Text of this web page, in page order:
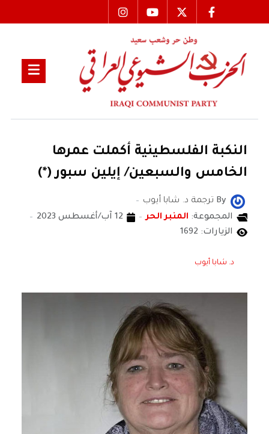
النكبة الفلسطينية أكملت عمرها
الخامس والسبعين/ إيلين سبور (*)
By ترجمة د. شابا أيوب
المجموعة: المنبر الحر
12 آب/أغسطس 2023
الزيارات: 1692
د. شابا أيوب